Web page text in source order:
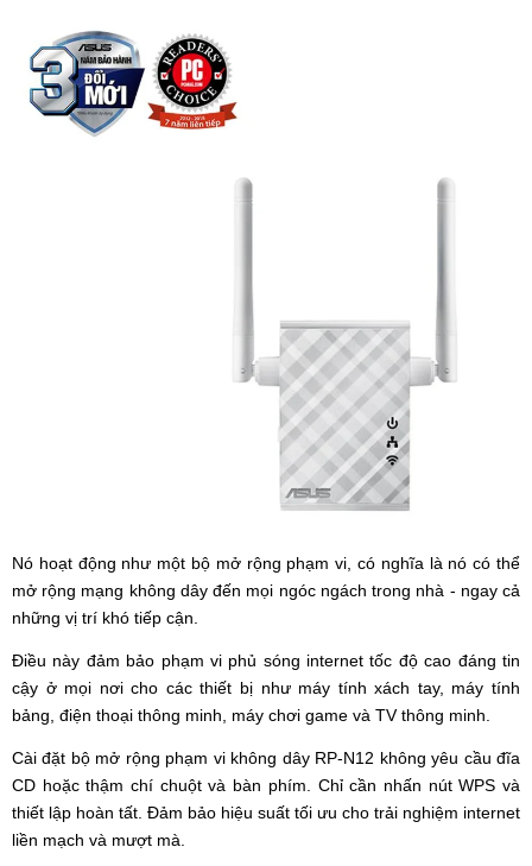
Nó hoạt động như một bộ mở rộng phạm vi, có nghĩa là nó có thể
mở rộng mạng không dây đến mọi ngóc ngách trong nhà - ngay cả
những vị trí khó tiếp cận.
Điều này đảm bảo phạm vi phủ sóng internet tốc độ cao đáng tin
cậy ở mọi nơi cho các thiết bị như máy tính xách tay, máy tính
bảng, điện thoại thông minh, máy chơi game và TV thông minh.
Cài đặt bộ mở rộng phạm vi không dây RP-N12 không yêu cầu đĩa
CD hoặc thậm chí chuột và bàn phím. Chỉ cần nhấn nút WPS và
thiết lập hoàn tất. Đảm bảo hiệu suất tối ưu cho trải nghiệm internet
liền mạch và mượt mà.